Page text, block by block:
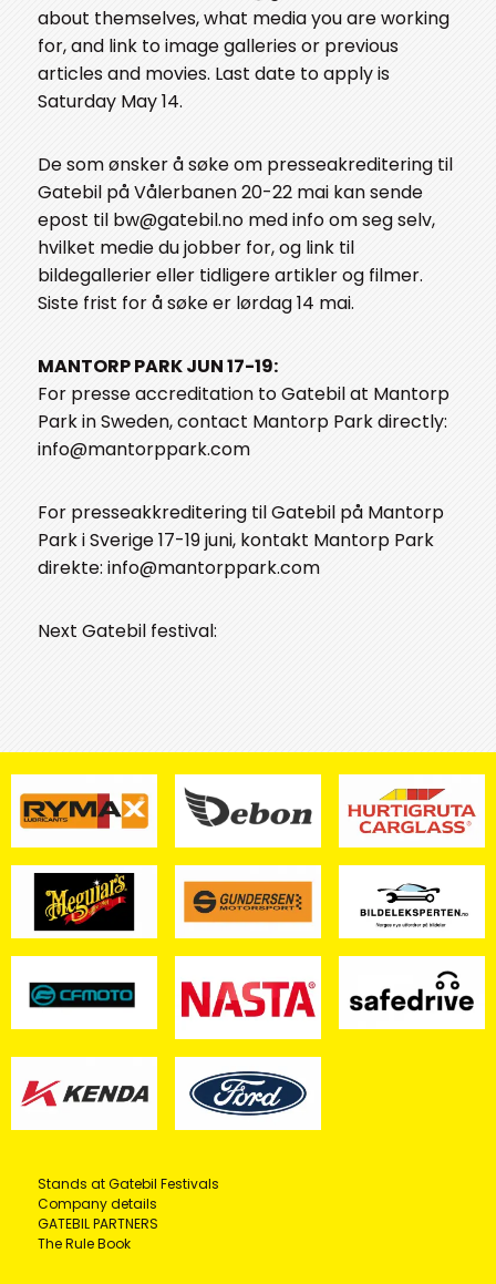
about themselves, what media you are working
for, and link to image galleries or previous
articles and movies. Last date to apply is
Saturday May 14.
De som ønsker å søke om presseakreditering til
Gatebil på Vålerbanen 20-22 mai kan sende
epost til bw@gatebil.no med info om seg selv,
hvilket medie du jobber for, og link til
bildegallerier eller tidligere artikler og filmer.
Siste frist for å søke er lørdag 14 mai.
MANTORP PARK JUN 17-19:
For presse accreditation to Gatebil at Mantorp
Park in Sweden, contact Mantorp Park directly:
info@mantorppark.com
For presseakkreditering til Gatebil på Mantorp
Park i Sverige 17-19 juni, kontakt Mantorp Park
direkte: info@mantorppark.com
Next Gatebil festival:
Stands at Gatebil Festivals
Company details
GATEBIL PARTNERS
The Rule Book